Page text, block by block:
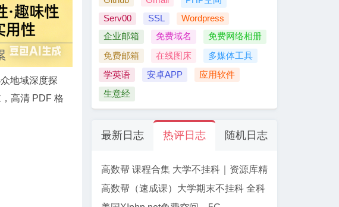
地域深度探
高清 PDF 格
Serv00
SSL
Wordpress
企业邮箱
免费域名 免费网络相册
免费邮箱 在线图床 多媒体工具
学英语 安卓APP 应用软件
生意经
最新日志 热评日志 随机日志
高数帮 课程合集 大学不挂科｜资源库精
选
高数帮（速成课）大学期末不挂科 全科